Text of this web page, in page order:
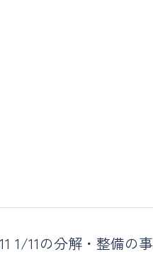
1/11の分解・整備の事